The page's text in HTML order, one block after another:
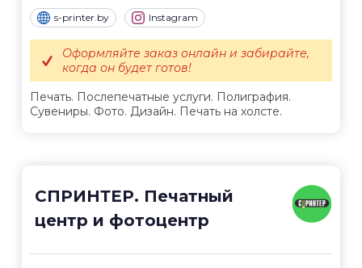
s-printer.by Instagram
Печать. Послепечатные услуги. Полиграфия.
Сувениры. Фото. Дизайн. Печать на холсте.
Оформляйте заказ онлайн и забирайте,
когда он будет готов!
СПРИНТЕР. Печатный
центр и фотоцентр